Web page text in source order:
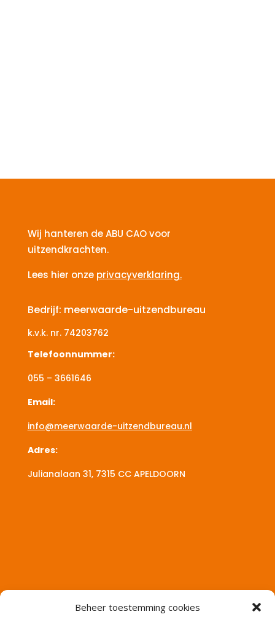
Beheer toestemming cookies
Wij hanteren de ABU CAO voor
uitzendkrachten.
Lees hier onze privacyverklaring.
Bedrijf: meerwaarde-uitzendbureau
k.v.k. nr.74203762
Telefoonnummer:
055 – 3661646
Email:
info@meerwaarde-uitzendbureau.nl
Adres:
Julianalaan 31, 7315 CCAPELDOORN